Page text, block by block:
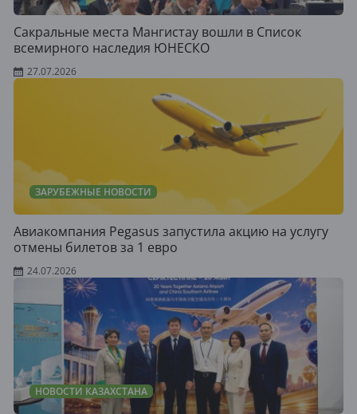
Сакральные места Мангистау вошли в Список
всемирного наследия ЮНЕСКО
27.07.2026
ЗАРУБЕЖНЫЕ НОВОСТИ
Авиакомпания Pegasus запустила акцию на услугу
отмены билетов за 1 евро
24.07.2026
НОВОСТИ КАЗАХСТАНА